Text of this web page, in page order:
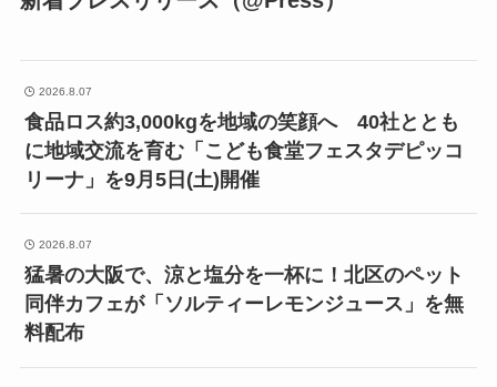
2026.8.07
食品ロス約3,000kgを地域の笑顔へ 40社ととも
に地域交流を育む「こども食堂フェスタデピッコ
リーナ」を9月5日(土)開催
2026.8.07
猛暑の大阪で、涼と塩分を一杯に！北区のペット
同伴カフェが「ソルティーレモンジュース」を無
料配布